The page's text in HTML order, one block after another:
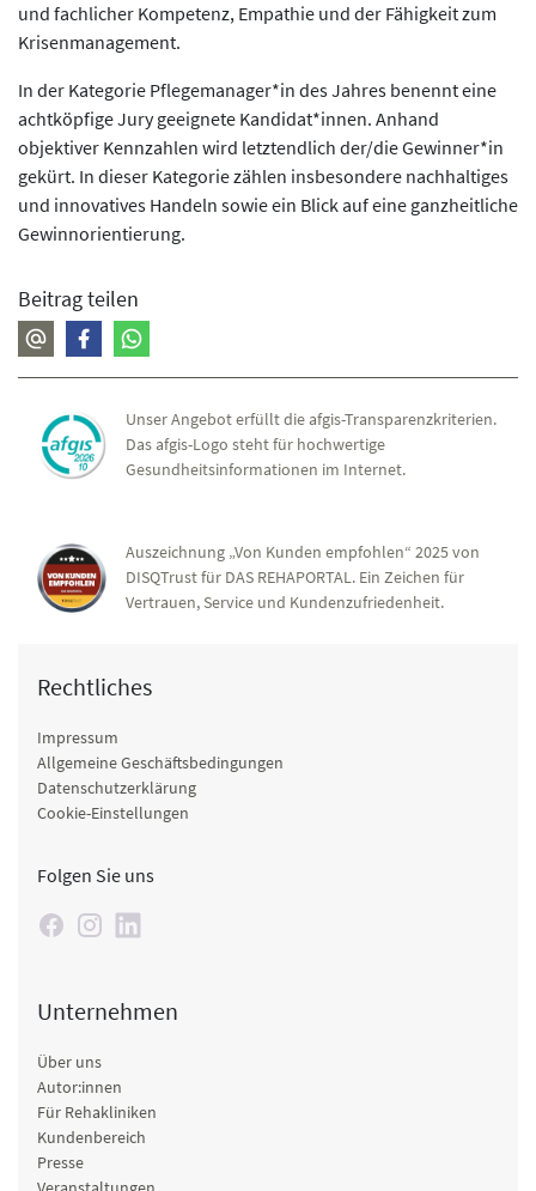
und fachlicher Kompetenz, Empathie und der Fähigkeit zum
Krisenmanagement.
In der Kategorie Pflegemanager*in des Jahres benennt eine
achtköpfige Jury geeignete Kandidat*innen. Anhand
objektiver Kennzahlen wird letztendlich der/die Gewinner*in
gekürt. In dieser Kategorie zählen insbesondere nachhaltiges
und innovatives Handeln sowie ein Blick auf eine ganzheitliche
Gewinnorientierung.
Beitrag teilen
Unser Angebot erfüllt die afgis-Transparenzkriterien.
Das afgis-Logo steht für hochwertige
Gesundheitsinformationen im Internet.
Auszeichnung „Von Kunden empfohlen“ 2025 von
DISQTrust für DAS REHAPORTAL. Ein Zeichen für
Vertrauen, Service und Kundenzufriedenheit.
Rechtliches
Impressum
Allgemeine Geschäftsbedingungen
Datenschutzerklärung
Cookie-Einstellungen
Folgen Sie uns
Unternehmen
Über uns
Autor:innen
Für Rehakliniken
Kundenbereich
Presse